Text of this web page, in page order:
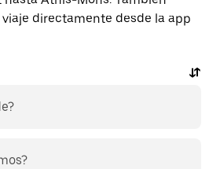
directamente desde la app